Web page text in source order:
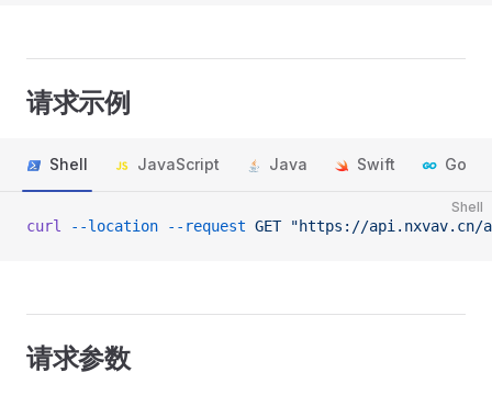
请求示例
Shell JavaScript Java Swift Go
Shell
curl --location --request GET "https://api.nxvav.cn/
请求参数